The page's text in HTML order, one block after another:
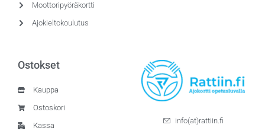
Moottoripyöräkortti
Ajokieltokoulutus
Ostokset
Kauppa
Ostoskori
Kassa
info(at)rattiin.fi